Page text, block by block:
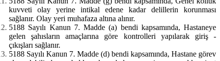
kuvveti olay yerine intikal edene kadar delillerin korunması
sağlanır. Olay yeri muhafaza altına alınır.
5188 Sayılı Kanun 7. Madde (a) bendi kapsamında, Hastaneye
gelen şahısların amaçlarına göre kontrolleri yapılarak giriş -
çıkışları sağlanır.
5188 Sayılı Kanun 7. Madde (d) bendi kapsamında, Hastane görev